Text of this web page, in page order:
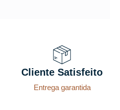
Cliente Satisfeito
Entrega garantida